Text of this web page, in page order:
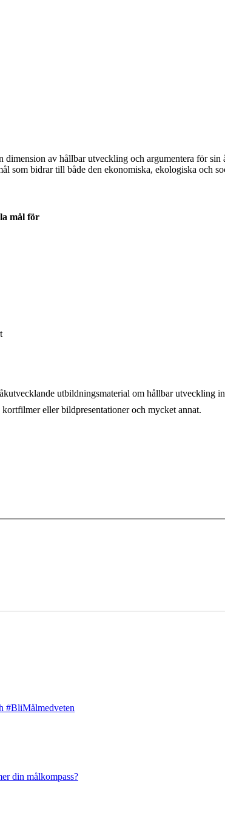
dimension av hållbar utveckling och argumentera för
som bidrar till både den ekonomiska, ekologiska och
mål för
utbildningsmaterial om hållbar utveckling
eller bildpresentationer och mycket annat.
#BliMålmedveten
din målkompass?